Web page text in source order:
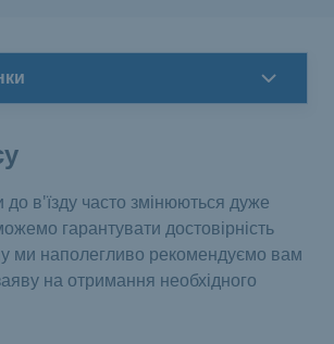
до в'їзду часто змінюються дуже
гарантувати достовірність
ми наполегливо рекомендуємо вам
на отримання необхідного